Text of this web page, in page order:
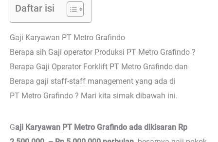
Daftar isi
Gaji Karyawan PT Metro Grafindo
Berapa sih Gaji operator Produksi PT Metro Grafindo ?
Berapa Gaji Operator Forklift PT Metro Grafindo dan
Berapa gaji staff-staff management yang ada di
PT Metro Grafindo ? Mari kita simak dibawah ini.
Gaji Karyawan PT Metro Grafindo ada dikisaran Rp